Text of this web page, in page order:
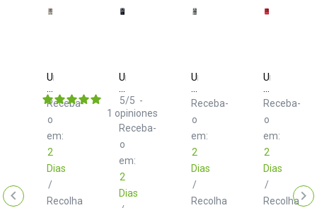
Universal
Audio
UAFX
Preamp
&
Dual
Compressor
Receba-
o
em:
2
Dias
/
Recolha
Universal
Audio
UAFX
Orion
Tape
Echo
Receba-
o
em:
2
Dias
5/5 -
1 opiniones
Universal
Audio
UAFX
Studio
Compressor
Receba-
o
em:
2
Dias
/
Recolha
Universal
Audio
UAFX
1992
High
Gain
Amp
Receba-
o
em:
2
Dias
/
Recolha